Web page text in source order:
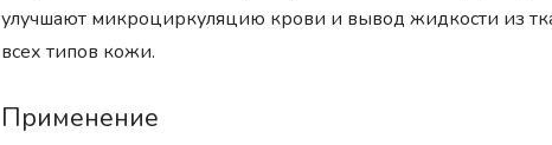
улучшают микроциркуляцию крови и вывод жидкости из
всех типов кожи.
Применение